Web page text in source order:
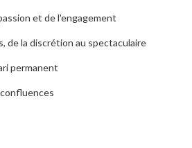
et de l'engagement
de la discrétion au spectaculaire
permanent